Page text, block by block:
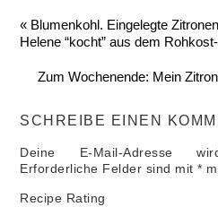
« Blumenkohl. Eingelegte
Helene “kocht” aus dem
Zum Wochenende: Mein
SCHREIBE EINEN
Deine E-Mail-Adresse
Erforderliche Felder sind mit*
Recipe Rating